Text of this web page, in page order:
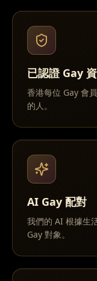
已認證 Gay
香港每位 Gay 會
的人。
AI Gay 配對
我們的 AI 根據生
Gay 對象。